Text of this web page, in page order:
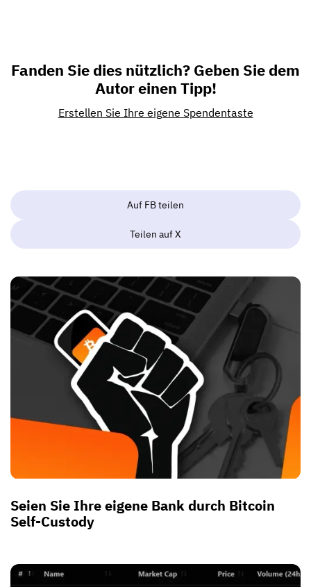
Fanden Sie dies nützlich? Geben Sie dem
Autor einen Tipp!
Erstellen Sie Ihre eigene Spendentaste
Auf FB teilen
Teilen auf X
Seien Sie Ihre eigene Bank durch Bitcoin
Self-Custody